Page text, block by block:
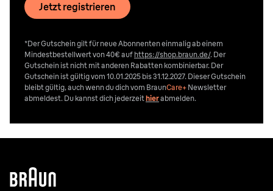
Jetzt registrieren
*Der Gutschein gilt für neue Abonnenten einmalig ab einem
Mindestbestellwert von 40€ auf https://shop.braun.de/. Der
Gutschein ist nicht mit anderen Rabatten kombinierbar. Der
Gutschein ist gültig vom 10.01.2025 bis 31.12.2027. Dieser Gutschein
bleibt gültig, auch wenn du dich vom BraunCare+ Newsletter
abmeldest. Du kannst dich jederzeithierabmelden.